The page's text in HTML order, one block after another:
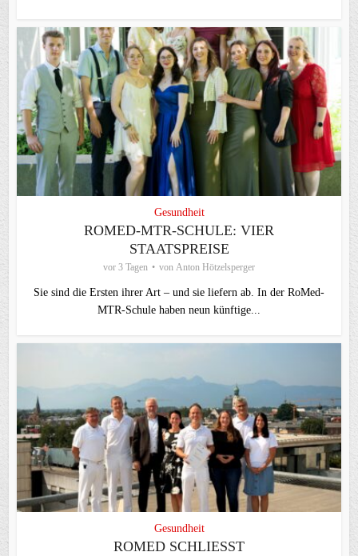
Gesundheit
ROMED-MTR-SCHULE: VIER
STAATSPREISE
vor 3 Tagen von Anton Hötzelsperger
Sie sind die Ersten ihrer Art – und sie liefern ab. In der RoMed-
MTR-Schule haben neun künftige...
Gesundheit
ROMED SCHLIESST V